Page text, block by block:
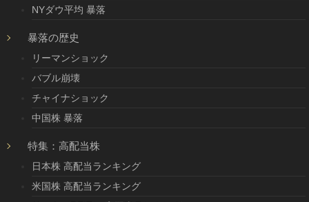
NYダウ平均 暴落
暴落の歴史
リーマンショック
バブル崩壊
チャイナショック
中国株 暴落
特集：高配当株
日本株 高配当ランキング
米国株 高配当ランキング